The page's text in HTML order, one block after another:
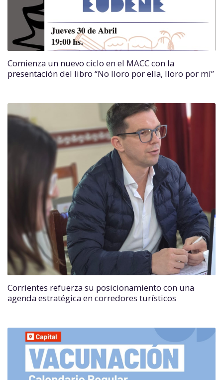
Comienza un nuevo ciclo en el MACC con la
presentación del libro “No lloro por ella, lloro por mí”
Corrientes refuerza su posicionamiento con una
agenda estratégica en corredores turísticos